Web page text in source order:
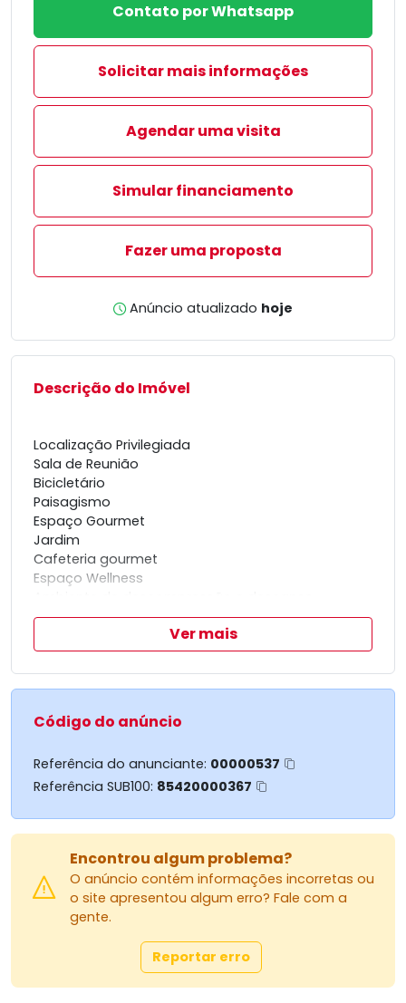
Contato por Whatsapp
Solicitar mais informações
Agendar uma visita
Simular financiamento
Fazer uma proposta
Anúncio atualizado hoje
Descrição do Imóvel
Localização Privilegiada
Sala de Reunião
Bicicletário
Paisagismo
Espaço Gourmet
Jardim
Cafeteria gourmet
Espaço Wellness
Controle de Acesso
Infraestrutura para ar-condicionado
Elevador
Central Delivery
Port-cochère interno
Pé-direito superior
Iluminação Natural
Controle e automação para uso inteligente de
Ver mais
Código do anúncio
Referência do anunciante: 00000537
Referência SUB100: 85420000367
Encontrou algum problema?
O anúncio contém informações incorretas ou
o site apresentou algum erro? Fale com a
gente.
Reportar erro